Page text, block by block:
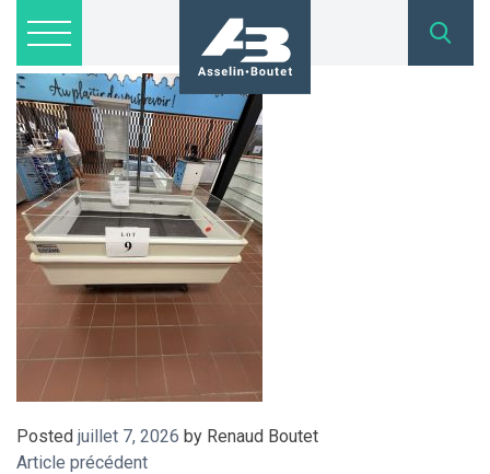
Lots disponibles
Inscription
Nous joindre
admin@asselinboutet.com
418 254-1771
IMG_8987
Posted juillet 7, 2026 by Renaud Boutet
Article précédent